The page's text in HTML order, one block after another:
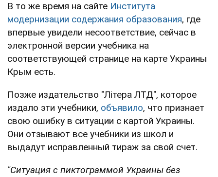
В то же время на сайте Института
модернизации содержания образования, где
впервые увидели несоответствие, сейчас в
электронной версии учебника на
соответствующей странице на карте Украины
Крым есть.
Позже издательство "Літера ЛТД", которое
издало эти учебники, объявило, что признает
свою ошибку в ситуации с картой Украины.
Они отзывают все учебники из школ и
выдадут исправленный тираж за свой счет.
"Ситуация с пиктограммой Украины без